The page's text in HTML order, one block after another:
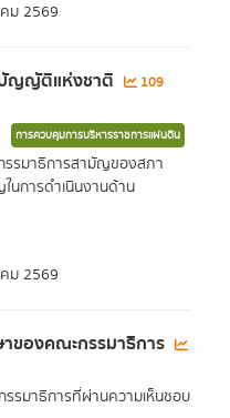
ม 2569
ญญัติแห่งชาติ
109
การควบคุมการบริหารราชการแผ่นดิน
รรมาธิการสามัญของสภา
การดำเนินงานด้าน
ม 2569
ของคณะกรรมาธิการ
รมาธิการที่ผ่านความเห็นชอบ